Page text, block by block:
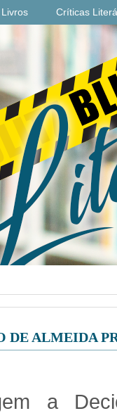
Livros Críticas
DE ALMEIDA
a